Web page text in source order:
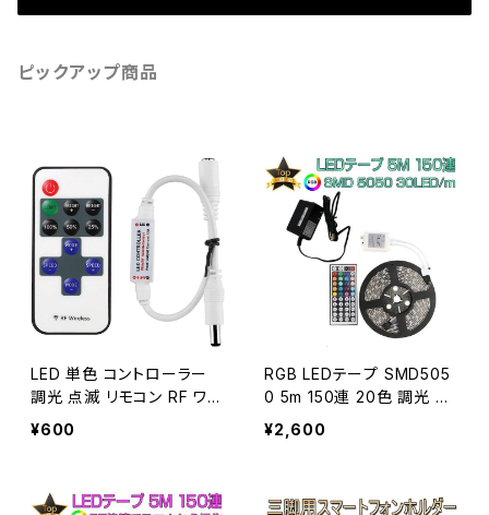
ピックアップ商品
LED 単色 コントローラー
調光 点滅 リモコン RF ワイ
ヤレス DCジャック LEDテ
¥600
RGB LEDテープ SMD505
0 5m 150連 20色 調光 リ
モコン 防水 テープLED カ
ット可能 12V 1ヶ月保証 送
¥2,600